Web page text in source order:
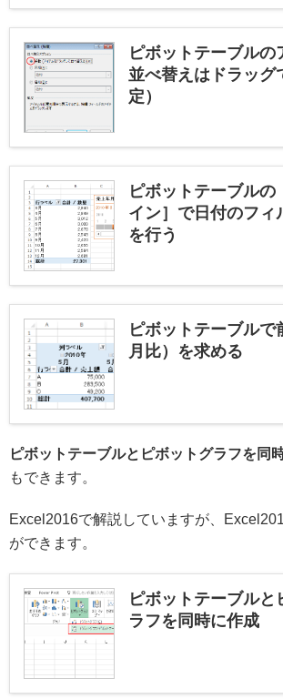
ピボットテーブルの
並べ替えはドラッグ
定）
ピボットテーブルの
イン］で日付のフィ
を行う
ピボットテーブルで
月比）を求める
ピボットテーブルとピボットグラフを同
もできます。
Excel2016で解説していますが、
ができます。
ピボットテーブルと
ラフを同時に作成